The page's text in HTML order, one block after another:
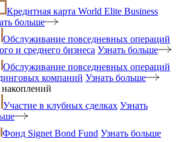
Кредитная карта World Elite Business
больше
Обслуживание повседневных операций
и среднего бизнеса Узнать больше
Обслуживание повседневных операций
компаний Узнать больше
Участие в клубных сделках Узнать
Фонд Signet Bond Fund Узнать больше